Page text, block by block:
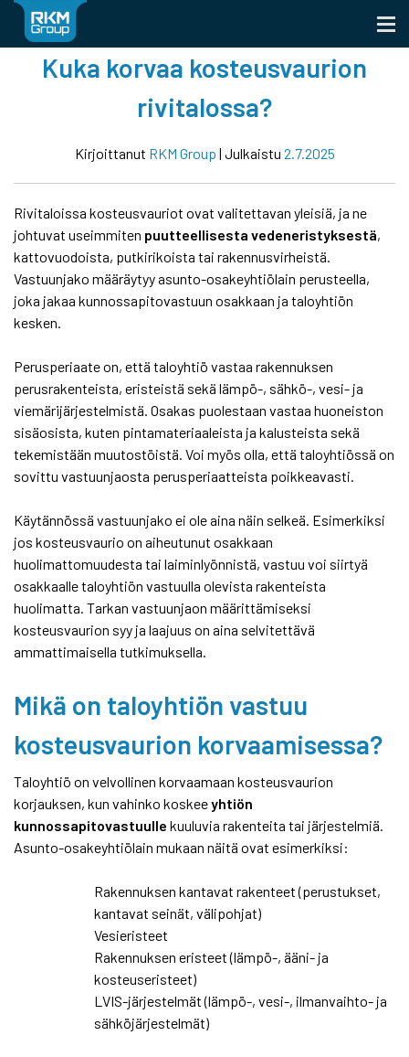
Skip
contentKuka korvaa kosteusvaurion
rivitalossa?
Kirjoittanut RKM Group | Julkaistu 2.7.2025
Rivitaloissa kosteusvauriot ovat valitettavan yleisiä, ja ne
johtuvat useimmiten puutteellisesta vedeneristyksestä,
kattovuodoista, putkirikoista tai rakennusvirheistä.
Vastuunjako määräytyy asunto-osakeyhtiölain perusteella,
joka jakaa kunnossapitovastuun osakkaan ja taloyhtiön
kesken.
Perusperiaate on, että taloyhtiö vastaa rakennuksen
perusrakenteista, eristeistä sekä lämpö-, sähkö-, vesi- ja
viemärijärjestelmistä. Osakas puolestaan vastaa huoneiston
sisäosista, kuten pintamateriaaleista ja kalusteista sekä
tekemistään muutostöistä. Voi myös olla, että taloyhtiössä on
sovittu vastuunjaosta perusperiaatteista poikkeavasti.
Käytännössä vastuunjako ei ole aina näin selkeä. Esimerkiksi
jos kosteusvaurio on aiheutunut osakkaan
huolimattomuudesta tai laiminlyönnistä, vastuu voi siirtyä
osakkaalle taloyhtiön vastuulla olevista rakenteista
huolimatta. Tarkan vastuunjaon määrittämiseksi
kosteusvaurion syy ja laajuus on aina selvitettävä
ammattimaisella tutkimuksella.
Mikä on taloyhtiön vastuu
kosteusvaurion korvaamisessa?
Taloyhtiö on velvollinen korvaamaan kosteusvaurion
korjauksen, kun vahinko koskeeyhtiön
kunnossapitovastuulle kuuluvia rakenteita tai järjestelmiä.
Asunto-osakeyhtiölain mukaan näitä ovat esimerkiksi:
Rakennuksen kantavat rakenteet (perustukset,
kantavat seinät, välipohjat)
Vesieristeet
Rakennuksen eristeet (lämpö-, ääni- ja
kosteuseristeet)
LVIS-järjestelmät (lämpö-, vesi-, ilmanvaihto- ja
sähköjärjestelmät)